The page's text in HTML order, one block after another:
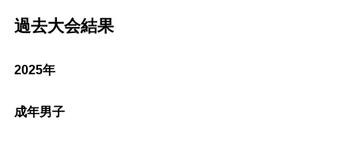
過去大会結果
2025年
成年男子